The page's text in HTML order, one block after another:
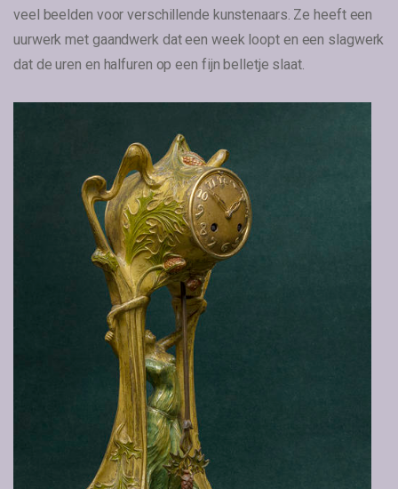
veel beelden voor verschillende kunstenaars. Ze heeft een
uurwerk met gaandwerk dat een week loopt en een slagwerk
dat de uren en halfuren op een fijn belletje slaat.